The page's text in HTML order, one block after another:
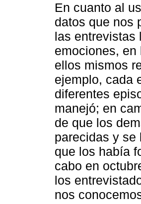
En cuanto al
datos que nos
las entrevistas
emociones,
ellos mismos
ejemplo, cada
diferentes
manejó; en
de que los
parecidas y se
que los había
cabo en
los
nos